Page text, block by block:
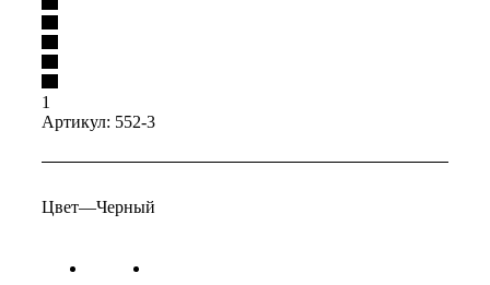
1
Артикул: 552-3
Цвет—Черный